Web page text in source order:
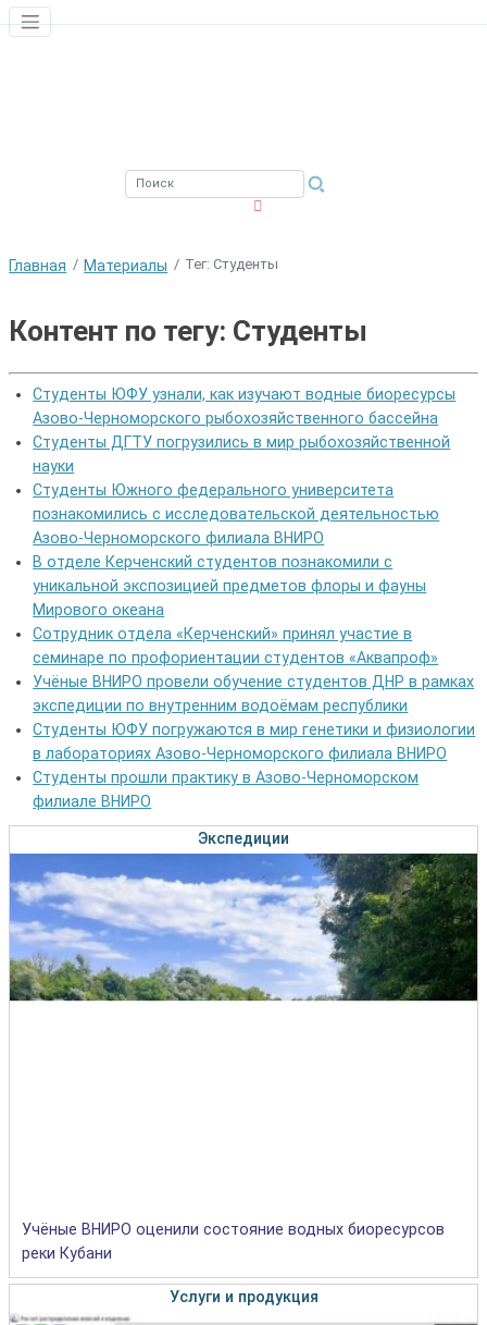
Главная Материалы Тег: Студенты
Контент по тегу: Студенты
Студенты ЮФУ узнали, как изучают водные биоресурсы
Азово-Черноморского рыбохозяйственного бассейна
Студенты ДГТУ погрузились в мир рыбохозяйственной
науки
Студенты Южного федерального университета
познакомились с исследовательской деятельностью
Азово-Черноморского филиала ВНИРО
В отделе Керченский студентов познакомили с
уникальной экспозицией предметов флоры и фауны
Мирового океана
Сотрудник отдела «Керченский» принял участие в
семинаре по профориентации студентов «Аквапроф»
Учёные ВНИРО провели обучение студентов ДНР в рамках
экспедиции по внутренним водоёмам республики
Студенты ЮФУ погружаются в мир генетики и физиологии
в лабораториях Азово-Черноморского филиала ВНИРО
Студенты прошли практику в Азово-Черноморском
филиале ВНИРО
Экспедиции
Учёные ВНИРО оценили состояние водных биоресурсов
реки Кубани
Услуги и продукция